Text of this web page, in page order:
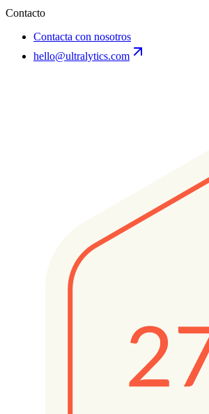
Contacto
Contacta con nosotros
hello@ultralytics.com